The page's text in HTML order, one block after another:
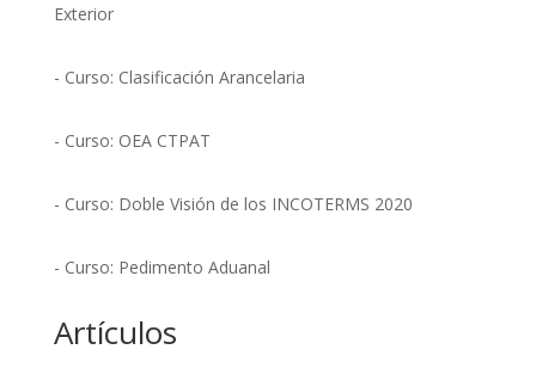
Exterior
- Curso: Clasificación Arancelaria
- Curso: OEA CTPAT
- Curso: Doble Visión de los INCOTERMS 2020
- Curso: Pedimento Aduanal
Artículos